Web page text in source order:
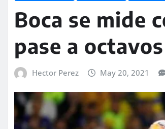
Boca se mide
pase a octavos
Hector Perez May 20, 2021